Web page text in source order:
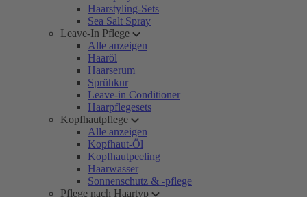
Haarstyling-Sets
Sea Salt Spray
Leave-In Pflege
Alle anzeigen
Haaröl
Haarserum
Sprühkur
Leave-in Conditioner
Haarpflegesets
Kopfhautpflege
Alle anzeigen
Kopfhaut-Öl
Kopfhautpeeling
Haarwasser
Sonnenschutz & -pflege
Pflege nach Haartyp